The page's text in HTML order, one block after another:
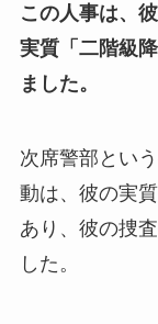
この人事は、
実質「二階級
ました。
次席警部とい
動は、彼の実
あり、彼の捜
した。